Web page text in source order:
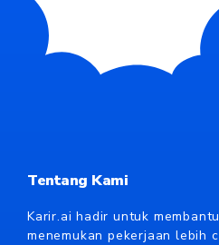
Tentang Kami
Karir.ai hadir untuk
menemukan pekerjaan lebih